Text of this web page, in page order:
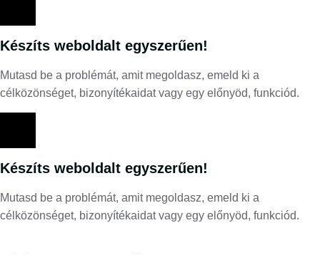
Készíts weboldalt egyszerűen!
Mutasd be a problémát, amit megoldasz, emeld ki a
célközönséget, bizonyítékaidat vagy egy előnyöd, funkciód.
Készíts weboldalt egyszerűen!
Mutasd be a problémát, amit megoldasz, emeld ki a
célközönséget, bizonyítékaidat vagy egy előnyöd, funkciód.